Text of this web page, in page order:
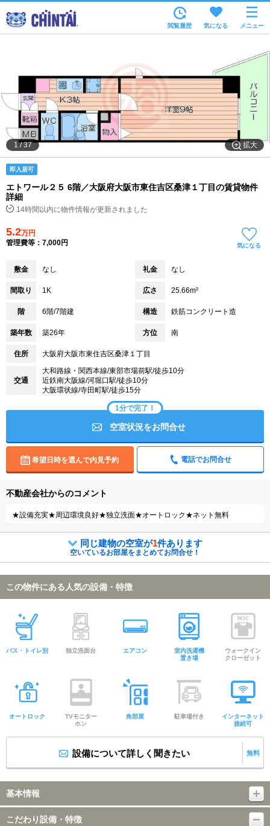
家賃相場から
通勤通学時間から
物件特集から
閲覧履歴 気になる メニュー
拡大
1 /37
即入居可
エトワール２５ 6階／大阪府大阪市東住吉区桑津１丁目の賃貸物件
詳細
14時間以内に物件情報が更新されました
5.2万円
管理費等：7,000円
気になる
敷金 なし 礼金 なし
間取り 1K 広さ 25.66m²
階 6階/7階建 構造 鉄筋コンクリート造
築年数 築26年 方位 南
住所 大阪府大阪市東住吉区桑津１丁目
交通
大和路線・関西本線/東部市場前駅/徒歩10分
近鉄南大阪線/河堀口駅/徒歩10分
大阪環状線/寺田町駅/徒歩15分
1分で完了！
空室状況をお問合せ
希望日時を選んで内見予約 電話でお問合せ
不動産会社からのコメント
★設備充実★周辺環境良好★独立洗面★オートロック★ネット無料
同じ建物の空室が1件あります
空いているお部屋をまとめてお問合せ！
この物件にある人気の設備・特徴
バス・トイレ別 独立洗面台 エアコン
室内洗濯機
置き場
ウォークイン
クローゼット
オートロック
TVモニター
ホン
角部屋 駐車場付き
インターネット
接続可
設備について詳しく聞きたい 無料
基本情報
こだわり設備・特徴